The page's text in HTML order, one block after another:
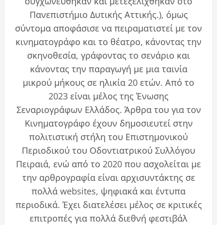
Πανεπιστήμιο Δυτικής Αττικής.), όμως
σύντομα αποφάσισε να πειραματιστεί με τον
κινηματογράφο και το θέατρο, κάνοντας την
σκηνοθεσία, γράφοντας το σενάριο και
κάνοντας την παραγωγή με μια ταινία
μικρού μήκους σε ηλικία 20 ετών. Από το
2023 είναι μέλος της Ένωσης
Σεναριογράφων Ελλάδος. Άρθρα του για τον
Κινηματογράφο έχουν δημοσιευτεί στην
πολιτιστική στήλη του Επιστημονικού
Περιοδικού του Οδοντιατρικού Συλλόγου
Πειραιά, ενώ από το 2020 που ασχολείται με
την αρθρογραφία είναι αρχισυντάκτης σε
πολλά websites, ψηφιακά και έντυπα
περιοδικά. Έχει διατελέσει μέλος σε κριτικές
επιτροπές για πολλά διεθνή φεστιβάλ